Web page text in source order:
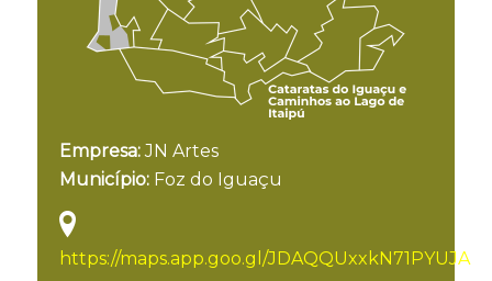
Empresa:JN Artes
Município:Foz do Iguaçu
https://maps.app.goo.gl/JDAQQUxxkN71PYUJA